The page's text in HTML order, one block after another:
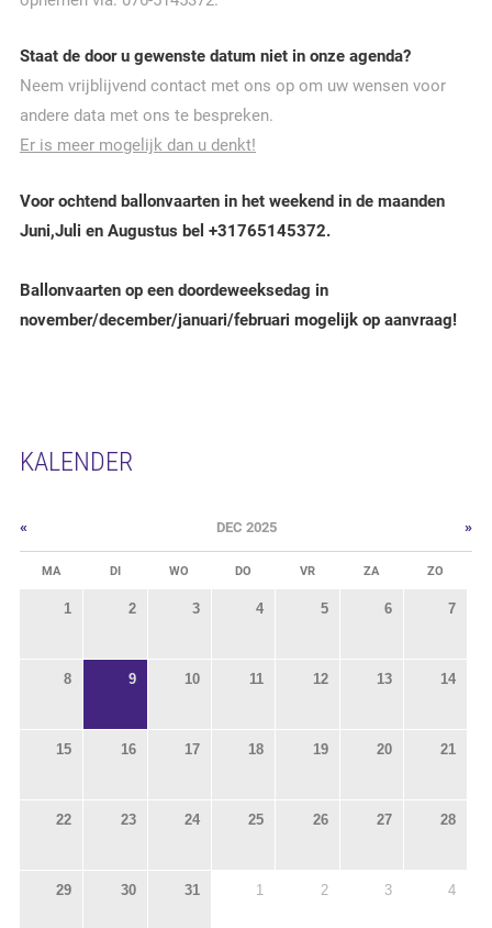
Staat de door u gewenste datum niet in onze agenda?
Neem vrijblijvend contact met ons op om uw wensen voor
andere data met ons te bespreken.
Er is meer mogelijk dan u denkt!
Voor ochtend ballonvaarten in het weekend in de maanden
Juni,Juli en Augustus bel +31765145372.
Ballonvaarten op een doordeweeksedag in
november/december/januari/februari mogelijk op aanvraag!
KALENDER
« DEC 2025 »
MA DI WO DO VR ZA ZO
1 2 3 4 5 6 7
8 9 10 11 12 13 14
15 16 17 18 19 20 21
22 23 24 25 26 27 28
29 30 31 1 2 3 4